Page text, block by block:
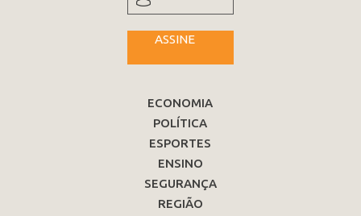
ASSINE
ECONOMIA
POLÍTICA
ESPORTES
ENSINO
SEGURANÇA
REGIÃO